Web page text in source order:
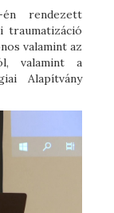
rendezett
traumatizáció
valamint az
valamint a
Alapítvány